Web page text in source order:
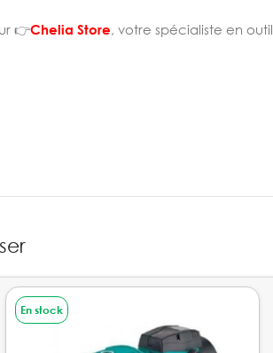
👉Chelia Store, votre spécialiste en
En stock